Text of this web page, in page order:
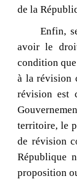
de la
Enfin,
avoir le
condition
à la révision
révision est
territoire, le
de révision
République
proposition